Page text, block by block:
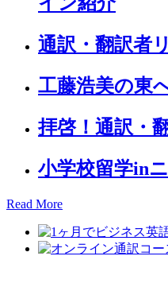
通訳・翻訳者
工藤浩美の東
拝啓！通訳・
小学校留学in
Read More